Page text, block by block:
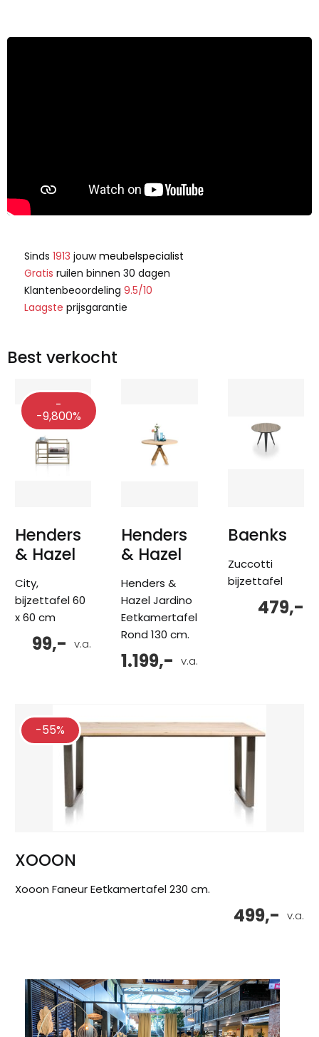
Sinds 1913 jouwmeubelspecialist
Gratis ruilen binnen 30 dagen
Klantenbeoordeling 9.5/10
Laagste prijsgarantie
Best verkocht
-
-9,800%
Henders
& Hazel
City,
bijzettafel 60
x 60 cm
v.a.
99,-
Henders
& Hazel
Henders &
Hazel Jardino
Eetkamertafel
Rond 130 cm.
v.a.
1.199,-
Baenks
Zuccotti
bijzettafel
479,-
-55%
XOOON
Xooon Faneur Eetkamertafel 230 cm.
v.a.
499,-